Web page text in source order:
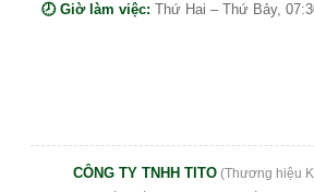
🕗 Giờ làm việc: Thứ Hai – Thứ Bảy,
CÔNG TY TNHH TITO (Thương hiệu